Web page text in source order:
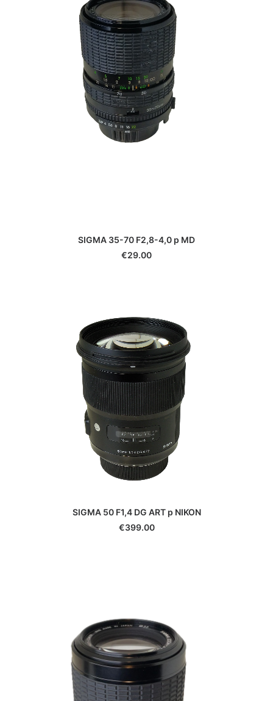
SIGMA 35-70 F2,8-4,0 p MD
€29.00
SIGMA 50 F1,4 DG ART p NIKON
€399.00